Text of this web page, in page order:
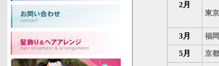
2月
東
3月 福
5月 京